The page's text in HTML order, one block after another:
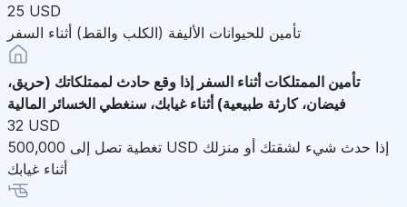
25 USD
تأمين للحيوانات الأليفة (الكلب والقط) أثناء السفر
تأمين الممتلكات أثناء السفر إذا وقع حادث لممتلكاتك (حريق،
فيضان، كارثة طبيعية) أثناء غيابك، سنغطي الخسائر المالية
32 USD
تغطية تصل إلى 500,000 USD إذا حدث شيء لشقتك أو منزلك
أثناء غيابك